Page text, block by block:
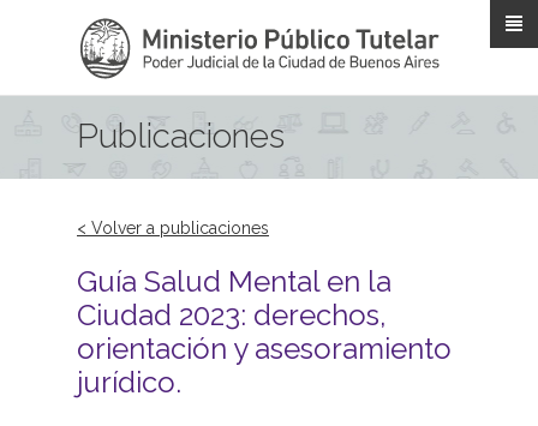
Publicaciones
< Volver a publicaciones
Guía Salud Mental en la
Ciudad 2023: derechos,
orientación y asesoramiento
jurídico.